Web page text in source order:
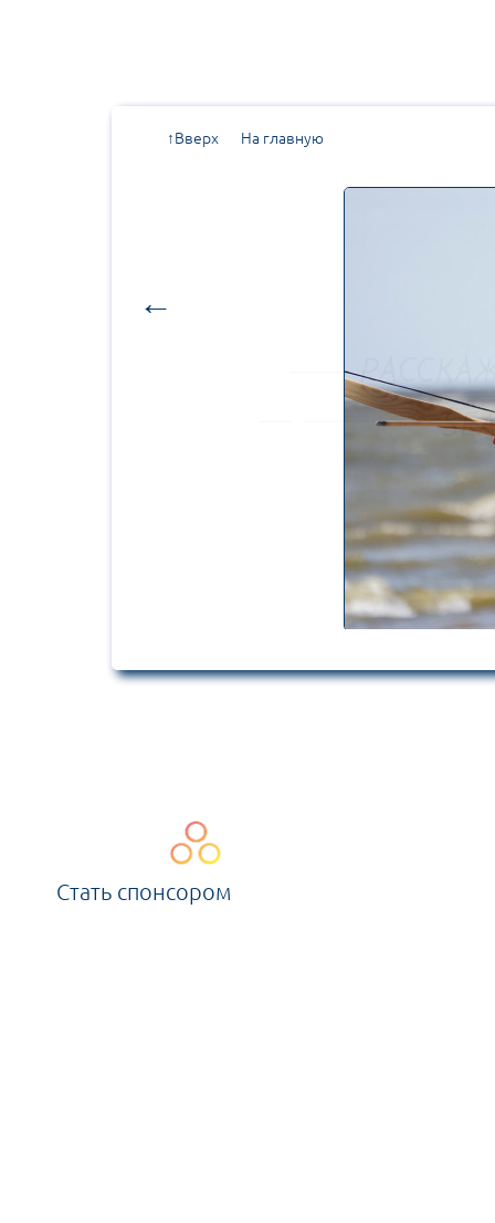
Стать спонсором
↑Вверх На главную
←